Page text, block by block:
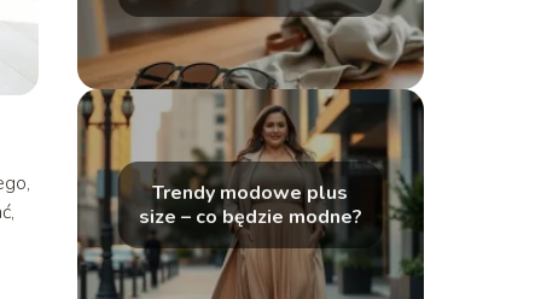
Trendy modowe plus
size – co będzie modne?